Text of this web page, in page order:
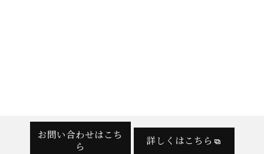
お問い合わせはこち
ら
詳しくはこちら